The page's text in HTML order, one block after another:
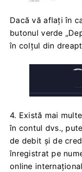
Dacă vă aflați în
butonul verde
în colțul din
4. Există mai
în contul dvs.,
de debit și de
înregistrat pe
online